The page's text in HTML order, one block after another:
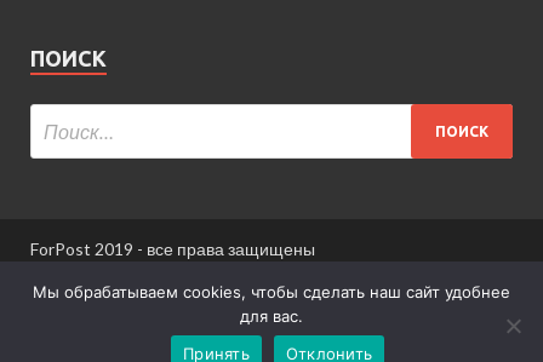
ПОИСК
ForPost 2019 - все права защищены
При использовании материалов сайта ссылка
Мы обрабатываем cookies, чтобы сделать наш сайт удобнее
для вас.
Принять
Отклонить